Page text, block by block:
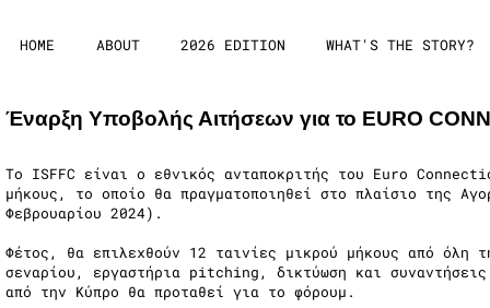
HOME ABOUT 2026 EDITION WHAT'S THE STORY?
Έναρξη Υποβολής Αιτήσεων για το EURO
Το ISFFC είναι ο εθνικός ανταποκριτής του Euro
μήκους, το οποίο θα πραγματοποιηθεί στο πλαίσιο της
Φεβρουαρίου 2024).
Φέτος, θα επιλεχθούν 12 ταινίες μικρού μήκους από όλη
σεναρίου, εργαστήρια pitching, δικτύωση και
από την Κύπρο θα προταθεί για το φόρουμ.